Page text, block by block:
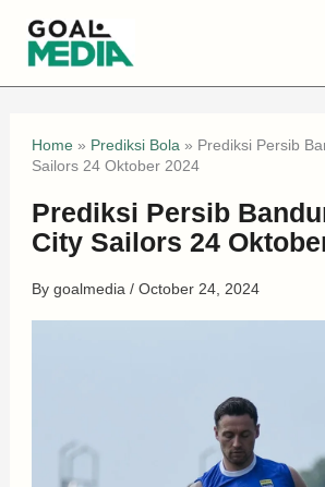
Home» Prediksi Bola » Prediksi Persib
Sailors 24 Oktober 2024
Prediksi Persib
City Sailors 24
By goalmedia / October 24, 2024